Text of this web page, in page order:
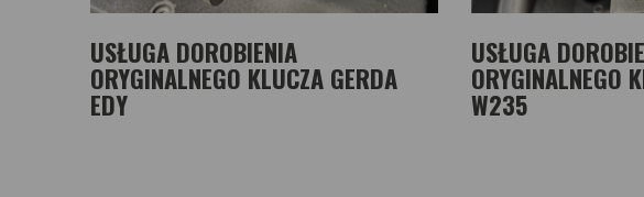
USŁUGA DOROBIENIA
ORYGINALNEGO KLUCZA GERDA
EDY
USŁUGA
ORYGINALNEGO
W235